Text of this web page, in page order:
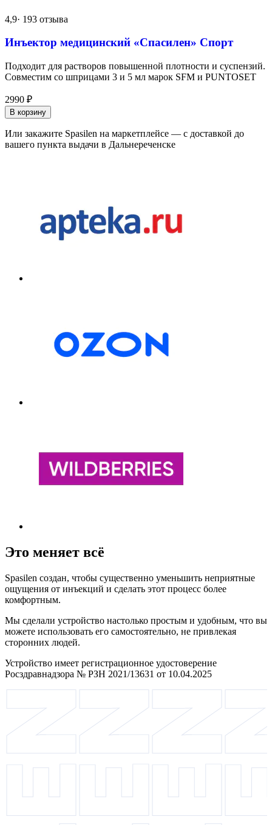
4,9· 193 отзыва
Инъектор медицинский «Спасилен» Спорт
Подходит для растворов повышенной плотности и суспензий.
Совместим со шприцами 3 и 5 мл марок SFM и PUNTOSET
2990 ₽
В корзину
Или закажите Spasilen на маркетплейсе — с доставкой до
вашего пункта выдачи в Дальнереченске
Это меняет всё
Spasilen создан, чтобы существенно уменьшить неприятные
ощущения от инъекций и сделать этот процесс более
комфортным.
Мы сделали устройство настолько простым и удобным, что вы
можете использовать его самостоятельно, не привлекая
сторонних людей.
Устройство имеет регистрационное удостоверение
Росздравнадзора № РЗН 2021/13631 от 10.04.2025